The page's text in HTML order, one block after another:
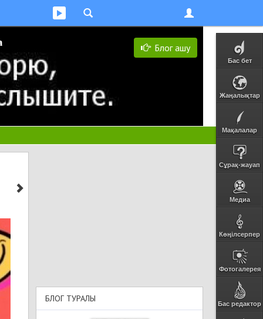
Бас бет
Жаңалықтар
Мақалалар
Сұрақ-жауап
Медиа
Көңілсерпер
Фотогалерея
Бас редактор
Блог ашу
БЛОГ ТУРАЛЫ